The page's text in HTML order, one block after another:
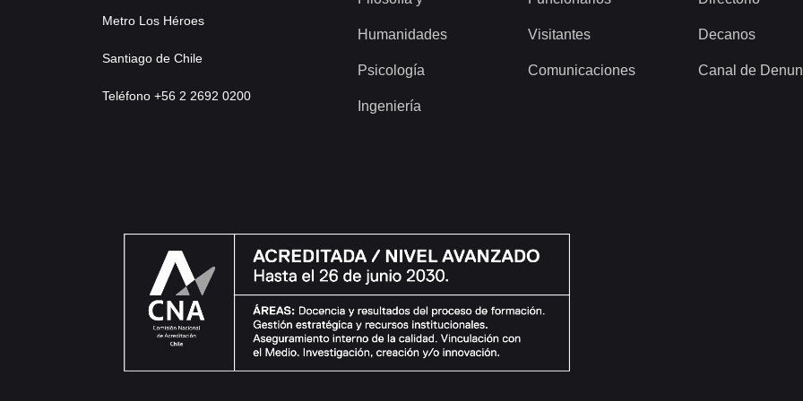
Metro Los Héroes
Santiago de Chile
Teléfono +56 2 2692 0200
Humanidades
Psicología
Ingeniería
Visitantes
Comunicaciones
Decanos
Canal de